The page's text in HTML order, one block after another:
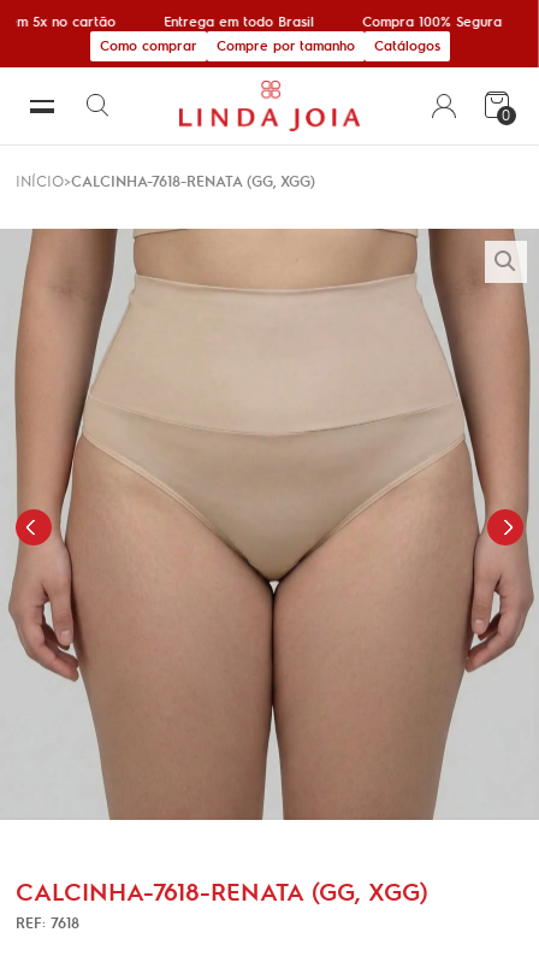
5x no cartão Entrega em todo Brasil
Compra 100% Segura
Como comprar
Compre por tamanho Catálogos
0
INÍCIO CALCINHA-7618-RENATA (GG, XGG)
CALCINHA-7618-RENATA (GG, XGG)
REF: 7618